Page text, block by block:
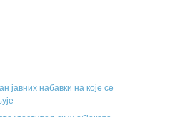
јавних набавки на које се